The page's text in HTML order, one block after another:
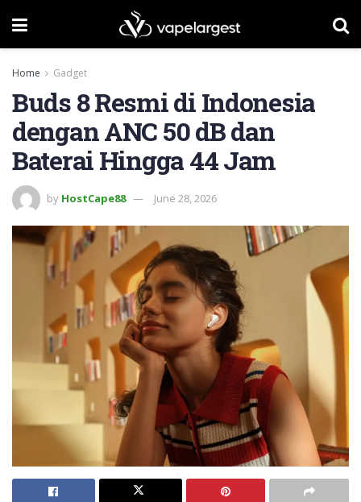
Home Gadget
Buds 8 Resmi di Indonesia
dengan ANC 50 dB dan
Baterai Hingga 44 Jam
by HostCape88 June 28, 2026